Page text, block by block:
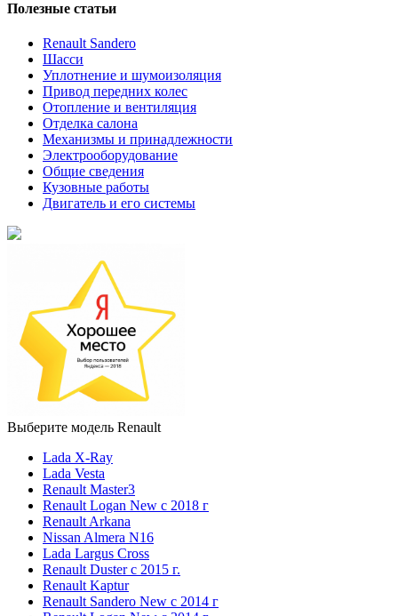
Полезные статьи
Renault Sandero
Шасси
Уплотнение и шумоизоляция
Привод передних колес
Отопление и вентиляция
Отделка салона
Механизмы и принадлежности
Электрооборудование
Общие сведения
Кузовные работы
Двигатель и его системы
Выберите модель Renault
Lada X-Ray
Lada Vesta
Renault Master3
Renault Logan New с 2018 г
Renault Arkana
Nissan Almera N16
Lada Largus Cross
Renault Duster с 2015 г.
Renault Kaptur
Renault Sandero New с 2014 г